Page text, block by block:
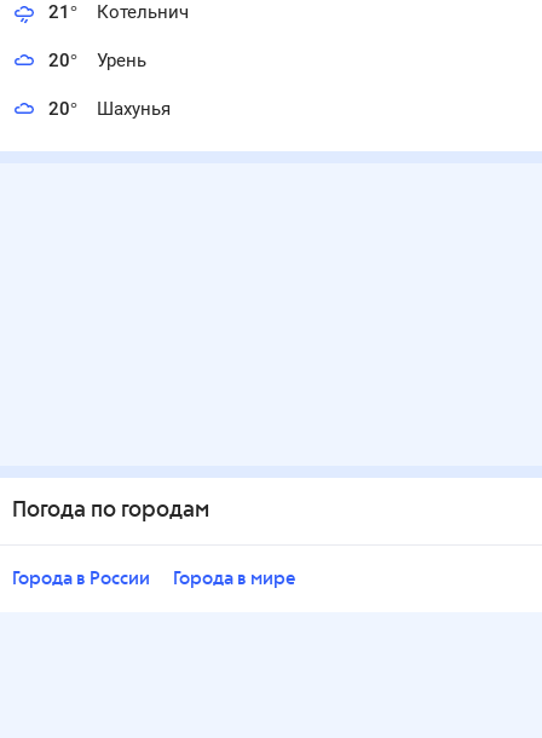
21° Котельнич
20° Урень
20° Шахунья
Погода по городам
Города в России Города в мире